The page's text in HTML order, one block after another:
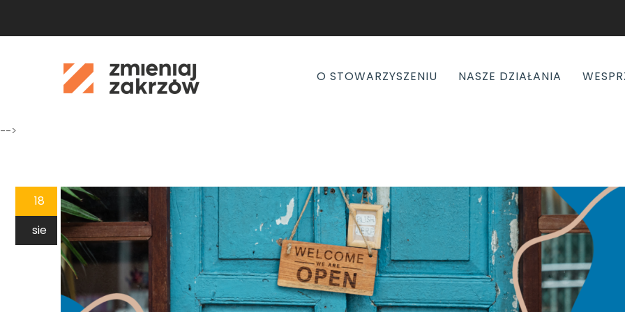
O STOWARZYSZENIU NASZE DZIAŁANIA
-->
18
sie